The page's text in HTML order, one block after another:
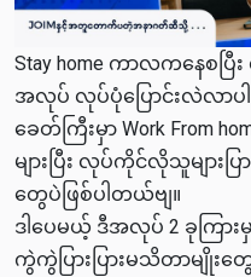
Stay home ကာလကနေစပ
အလုပ် လုပ်ပုံပြောင်းလဲလာပ
ခေတ်ကြီးမှာ Work From
များပြီး လုပ်ကိုင်လိုသူများ
တွေပဲဖြစ်ပါတယ်ဗျ။
ဒါပေမယ့် ဒီအလုပ် 2 ခုကြာ
ကွဲကွဲပြားပြားမသိတာမျိုး